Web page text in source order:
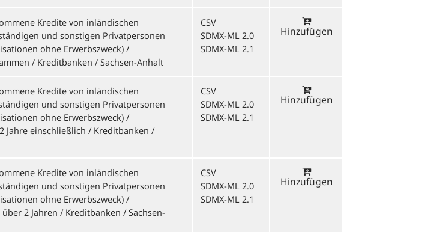
Kredite von inländischen
und sonstigen Privatpersonen
ohne Erwerbszweck) /
/ Kreditbanken / Sachsen-Anhalt
CSV
SDMX-ML 2.0
SDMX-ML 2.1
Hinzufügen
Kredite von inländischen
und sonstigen Privatpersonen
ohne Erwerbszweck) /
Jahre einschließlich / Kreditbanken /
CSV
SDMX-ML 2.0
SDMX-ML 2.1
Hinzufügen
Kredite von inländischen
und sonstigen Privatpersonen
ohne Erwerbszweck) /
2 Jahren / Kreditbanken / Sachsen-
CSV
SDMX-ML 2.0
SDMX-ML 2.1
Hinzufügen